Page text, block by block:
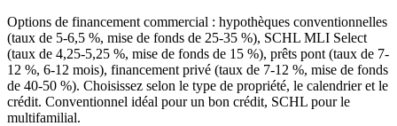
Options de financement commercial : hypothèques conventionnelles
(taux de 5-6,5 %, mise de fonds de 25-35 %), SCHL MLI Select
(taux de 4,25-5,25 %, mise de fonds de 15 %), prêts pont (taux de 7-
12 %, 6-12 mois), financement privé (taux de 7-12 %, mise de fonds
de 40-50 %). Choisissez selon le type de propriété, le calendrier et le
crédit. Conventionnel idéal pour un bon crédit, SCHL pour le
multifamilial.